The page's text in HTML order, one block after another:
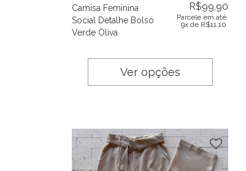
Camisa Feminina
Social Detalhe Bolso
Verde Oliva
R$99,90
Parcele em até
9x de R$11,10
Ver opções